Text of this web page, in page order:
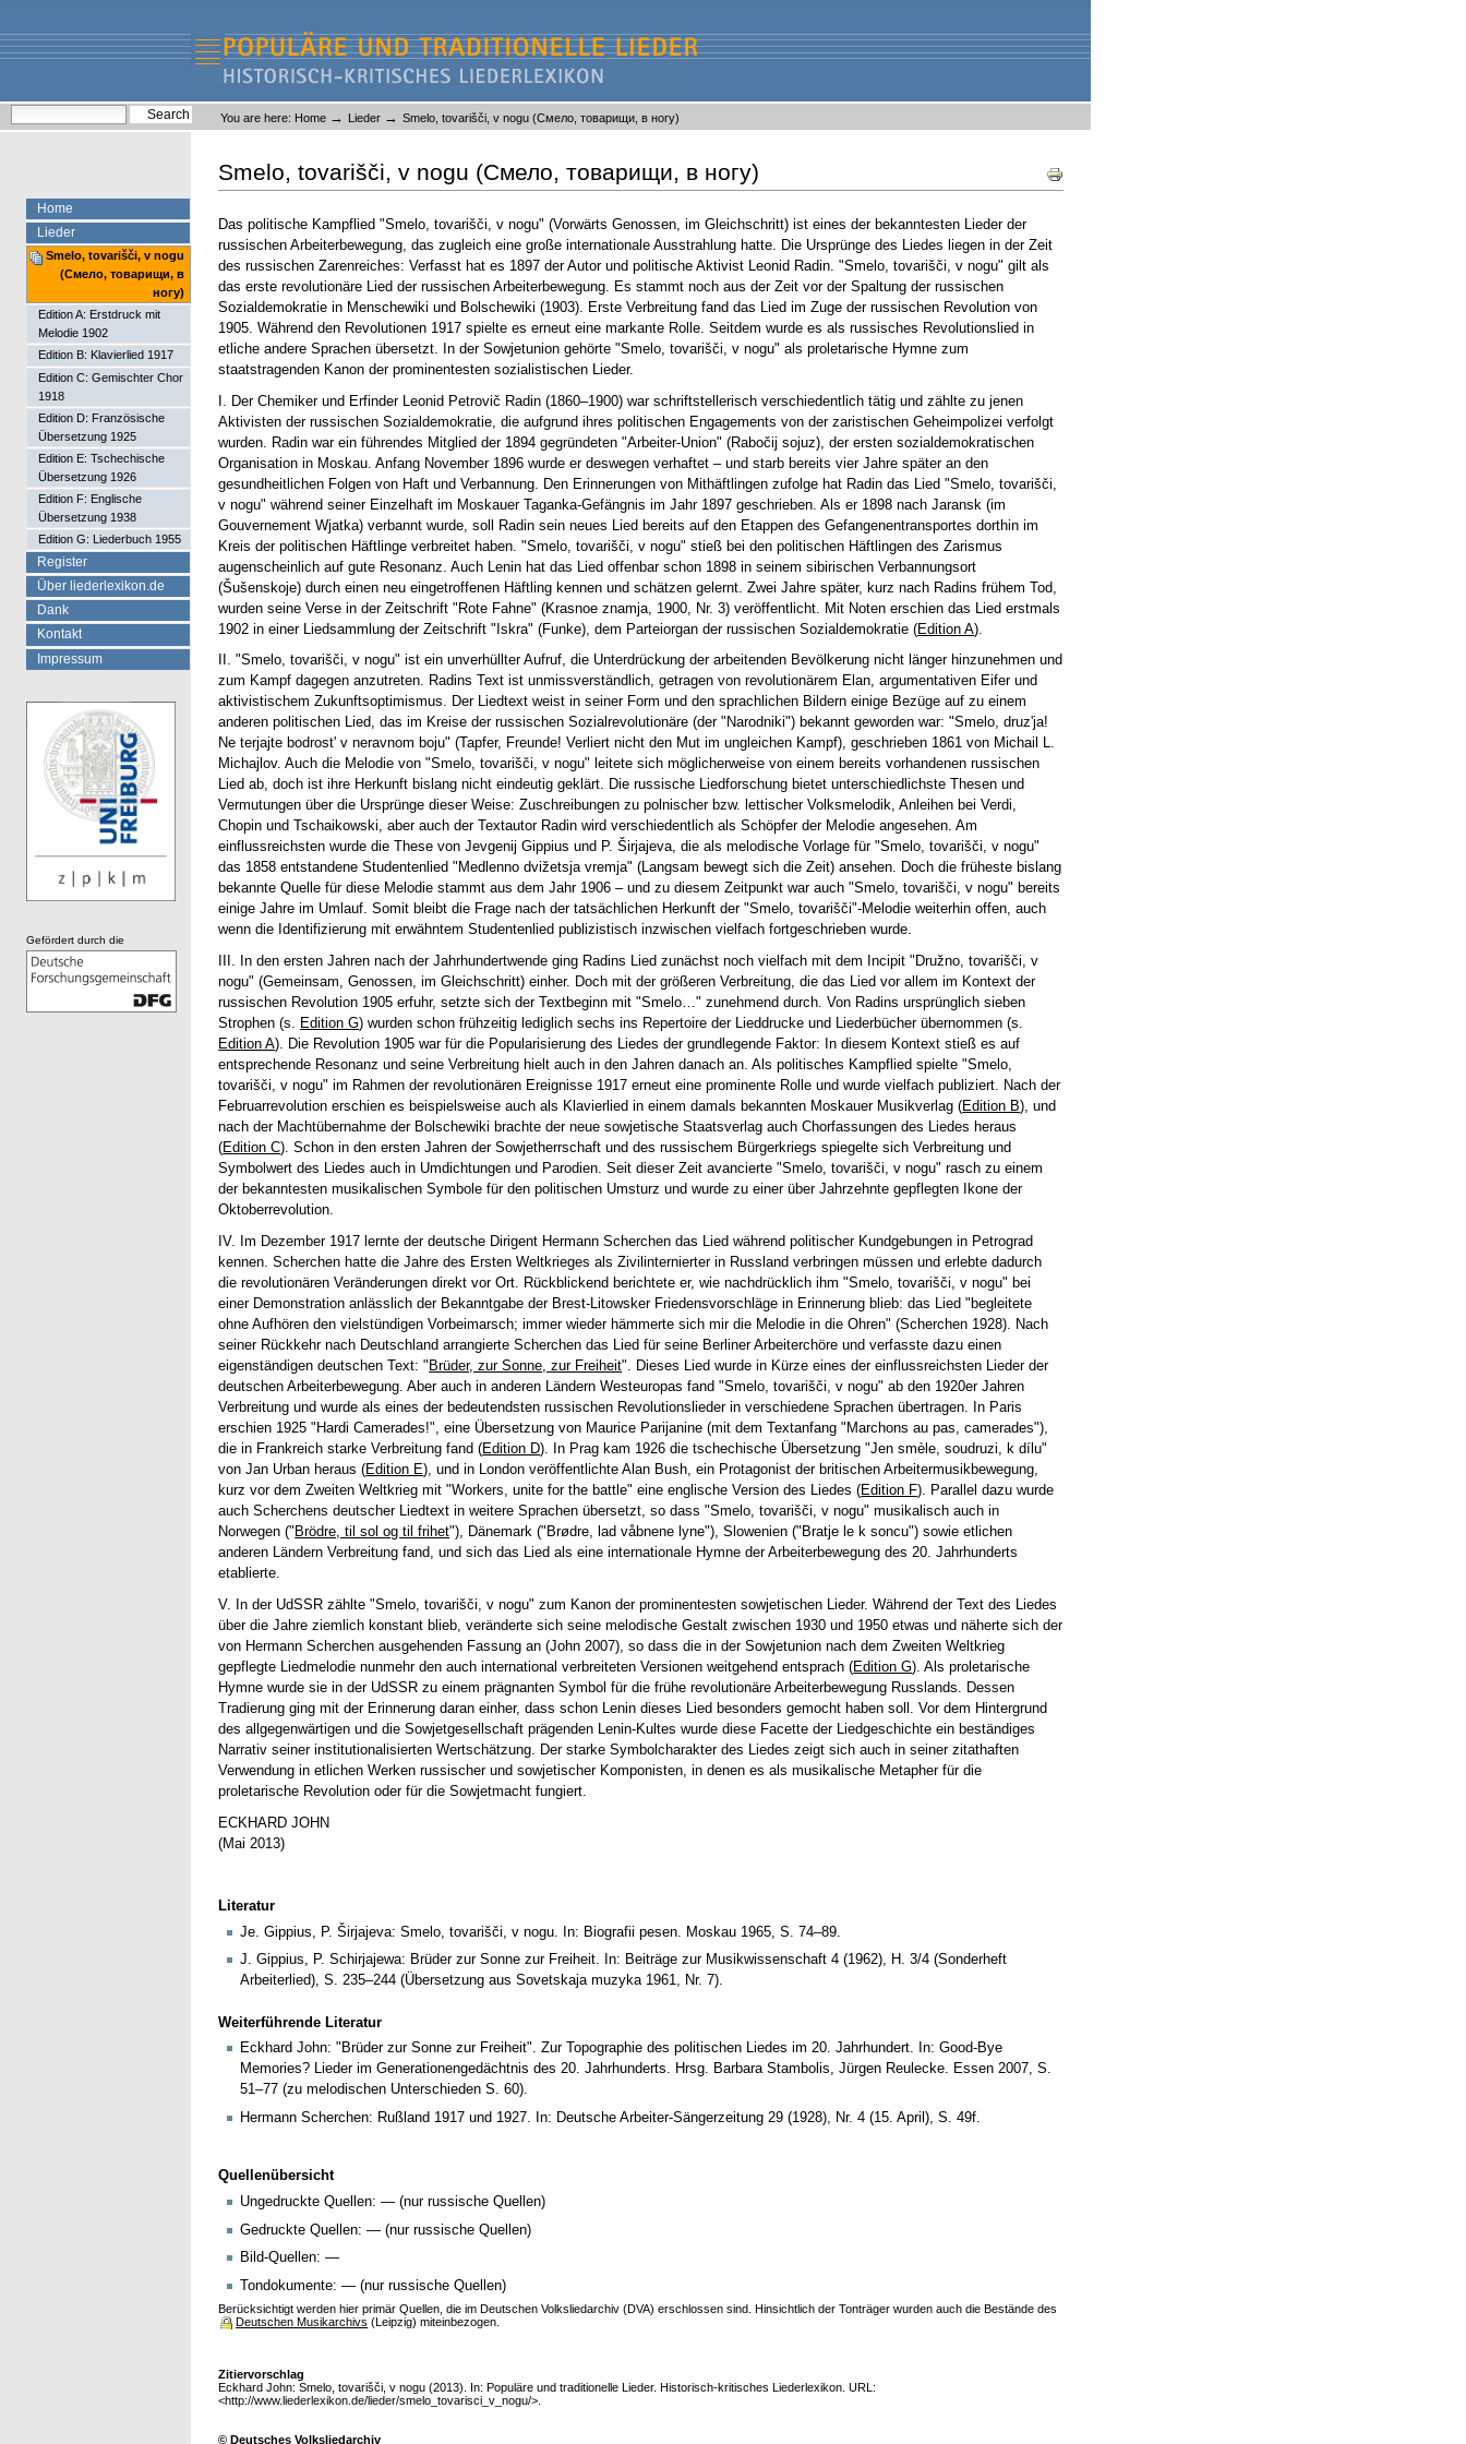
content.
navigation
Liederlexikon
Personal
tools
You are here: Home → Lieder → Smelo, tovarišči, v nogu (Смело, товарищи, в ногу)
Document
Actions
Smelo, tovarišči, v nogu (Смело, товарищи, в ногу)
Das politische Kampflied "Smelo, tovarišči, v nogu" (Vorwärts Genossen, im Gleichschritt) ist eines der bekanntesten Lieder der
russischen Arbeiterbewegung, das zugleich eine große internationale Ausstrahlung hatte. Die Ursprünge des Liedes liegen in der Zeit
des russischen Zarenreiches: Verfasst hat es 1897 der Autor und politische Aktivist Leonid Radin. "Smelo, tovarišči, v nogu" gilt als
das erste revolutionäre Lied der russischen Arbeiterbewegung. Es stammt noch aus der Zeit vor der Spaltung der russischen
Sozialdemokratie in Menschewiki und Bolschewiki (1903). Erste Verbreitung fand das Lied im Zuge der russischen Revolution von
1905. Während den Revolutionen 1917 spielte es erneut eine markante Rolle. Seitdem wurde es als russisches Revolutionslied in
etliche andere Sprachen übersetzt. In der Sowjetunion gehörte "Smelo, tovarišči, v nogu" als proletarische Hymne zum
staatstragenden Kanon der prominentesten sozialistischen Lieder.
I. Der Chemiker und Erfinder Leonid Petrovič Radin (1860–1900) war schriftstellerisch verschiedentlich tätig und zählte zu jenen
Aktivisten der russischen Sozialdemokratie, die aufgrund ihres politischen Engagements von der zaristischen Geheimpolizei verfolgt
wurden. Radin war ein führendes Mitglied der 1894 gegründeten "Arbeiter-Union" (Rabočij sojuz), der ersten sozialdemokratischen
Organisation in Moskau. Anfang November 1896 wurde er deswegen verhaftet – und starb bereits vier Jahre später an den
gesundheitlichen Folgen von Haft und Verbannung. Den Erinnerungen von Mithäftlingen zufolge hat Radin das Lied "Smelo, tovarišči,
v nogu" während seiner Einzelhaft im Moskauer Taganka-Gefängnis im Jahr 1897 geschrieben. Als er 1898 nach Jaransk (im
Gouvernement Wjatka) verbannt wurde, soll Radin sein neues Lied bereits auf den Etappen des Gefangenentransportes dorthin im
Kreis der politischen Häftlinge verbreitet haben. "Smelo, tovarišči, v nogu" stieß bei den politischen Häftlingen des Zarismus
augenscheinlich auf gute Resonanz. Auch Lenin hat das Lied offenbar schon 1898 in seinem sibirischen Verbannungsort
(Šušenskoje) durch einen neu eingetroffenen Häftling kennen und schätzen gelernt. Zwei Jahre später, kurz nach Radins frühem Tod,
wurden seine Verse in der Zeitschrift "Rote Fahne" (Krasnoe znamja, 1900, Nr. 3) veröffentlicht. Mit Noten erschien das Lied erstmals
1902 in einer Liedsammlung der Zeitschrift "Iskra" (Funke), dem Parteiorgan der russischen Sozialdemokratie (Edition A).
II. "Smelo, tovarišči, v nogu" ist ein unverhüllter Aufruf, die Unterdrückung der arbeitenden Bevölkerung nicht länger hinzunehmen und
zum Kampf dagegen anzutreten. Radins Text ist unmissverständlich, getragen von revolutionärem Elan, argumentativen Eifer und
aktivistischem Zukunftsoptimismus. Der Liedtext weist in seiner Form und den sprachlichen Bildern einige Bezüge auf zu einem
anderen politischen Lied, das im Kreise der russischen Sozialrevolutionäre (der "Narodniki") bekannt geworden war: "Smelo, druz'ja!
Ne terjajte bodrost' v neravnom boju" (Tapfer, Freunde! Verliert nicht den Mut im ungleichen Kampf), geschrieben 1861 von Michail L.
Michajlov. Auch die Melodie von "Smelo, tovarišči, v nogu" leitete sich möglicherweise von einem bereits vorhandenen russischen
Lied ab, doch ist ihre Herkunft bislang nicht eindeutig geklärt. Die russische Liedforschung bietet unterschiedlichste Thesen und
Vermutungen über die Ursprünge dieser Weise: Zuschreibungen zu polnischer bzw. lettischer Volksmelodik, Anleihen bei Verdi,
Chopin und Tschaikowski, aber auch der Textautor Radin wird verschiedentlich als Schöpfer der Melodie angesehen. Am
einflussreichsten wurde die These von Jevgenij Gippius und P. Širjajeva, die als melodische Vorlage für "Smelo, tovarišči, v nogu"
das 1858 entstandene Studentenlied "Medlenno dvižetsja vremja" (Langsam bewegt sich die Zeit) ansehen. Doch die früheste bislang
bekannte Quelle für diese Melodie stammt aus dem Jahr 1906 – und zu diesem Zeitpunkt war auch "Smelo, tovarišči, v nogu" bereits
einige Jahre im Umlauf. Somit bleibt die Frage nach der tatsächlichen Herkunft der "Smelo, tovarišči"-Melodie weiterhin offen, auch
wenn die Identifizierung mit erwähntem Studentenlied publizistisch inzwischen vielfach fortgeschrieben wurde.
III. In den ersten Jahren nach der Jahrhundertwende ging Radins Lied zunächst noch vielfach mit dem Incipit "Družno, tovarišči, v
nogu" (Gemeinsam, Genossen, im Gleichschritt) einher. Doch mit der größeren Verbreitung, die das Lied vor allem im Kontext der
russischen Revolution 1905 erfuhr, setzte sich der Textbeginn mit "Smelo…" zunehmend durch. Von Radins ursprünglich sieben
Strophen (s. Edition G) wurden schon frühzeitig lediglich sechs ins Repertoire der Lieddrucke und Liederbücher übernommen (s.
Edition A). Die Revolution 1905 war für die Popularisierung des Liedes der grundlegende Faktor: In diesem Kontext stieß es auf
entsprechende Resonanz und seine Verbreitung hielt auch in den Jahren danach an. Als politisches Kampflied spielte "Smelo,
tovarišči, v nogu" im Rahmen der revolutionären Ereignisse 1917 erneut eine prominente Rolle und wurde vielfach publiziert. Nach der
Februarrevolution erschien es beispielsweise auch als Klavierlied in einem damals bekannten Moskauer Musikverlag (Edition B), und
nach der Machtübernahme der Bolschewiki brachte der neue sowjetische Staatsverlag auch Chorfassungen des Liedes heraus
(Edition C). Schon in den ersten Jahren der Sowjetherrschaft und des russischem Bürgerkriegs spiegelte sich Verbreitung und
Symbolwert des Liedes auch in Umdichtungen und Parodien. Seit dieser Zeit avancierte "Smelo, tovarišči, v nogu" rasch zu einem
der bekanntesten musikalischen Symbole für den politischen Umsturz und wurde zu einer über Jahrzehnte gepflegten Ikone der
Oktoberrevolution.
IV. Im Dezember 1917 lernte der deutsche Dirigent Hermann Scherchen das Lied während politischer Kundgebungen in Petrograd
kennen. Scherchen hatte die Jahre des Ersten Weltkrieges als Zivilinternierter in Russland verbringen müssen und erlebte dadurch
die revolutionären Veränderungen direkt vor Ort. Rückblickend berichtete er, wie nachdrücklich ihm "Smelo, tovarišči, v nogu" bei
einer Demonstration anlässlich der Bekanntgabe der Brest-Litowsker Friedensvorschläge in Erinnerung blieb: das Lied "begleitete
ohne Aufhören den vielstündigen Vorbeimarsch; immer wieder hämmerte sich mir die Melodie in die Ohren" (Scherchen 1928). Nach
seiner Rückkehr nach Deutschland arrangierte Scherchen das Lied für seine Berliner Arbeiterchöre und verfasste dazu einen
eigenständigen deutschen Text: " Brüder, zur Sonne, zur Freiheit". Dieses Lied wurde in Kürze eines der einflussreichsten Lieder der
deutschen Arbeiterbewegung. Aber auch in anderen Ländern Westeuropas fand "Smelo, tovarišči, v nogu" ab den 1920er Jahren
Verbreitung und wurde als eines der bedeutendsten russischen Revolutionslieder in verschiedene Sprachen übertragen. In Paris
erschien 1925 "Hardi Camerades!", eine Übersetzung von Maurice Parijanine (mit dem Textanfang "Marchons au pas, camerades"),
die in Frankreich starke Verbreitung fand (Edition D). In Prag kam 1926 die tschechische Übersetzung "Jen smèle, soudruzi, k dílu"
von Jan Urban heraus (Edition E), und in London veröffentlichte Alan Bush, ein Protagonist der britischen Arbeitermusikbewegung,
kurz vor dem Zweiten Weltkrieg mit "Workers, unite for the battle" eine englische Version des Liedes (Edition F). Parallel dazu wurde
auch Scherchens deutscher Liedtext in weitere Sprachen übersetzt, so dass "Smelo, tovarišči, v nogu" musikalisch auch in
Norwegen (" Brödre, til sol og til frihet"), Dänemark ("Brødre, lad våbnene lyne"), Slowenien ("Bratje le k soncu") sowie etlichen
anderen Ländern Verbreitung fand, und sich das Lied als eine internationale Hymne der Arbeiterbewegung des 20. Jahrhunderts
etablierte.
V. In der UdSSR zählte "Smelo, tovarišči, v nogu" zum Kanon der prominentesten sowjetischen Lieder. Während der Text des Liedes
über die Jahre ziemlich konstant blieb, veränderte sich seine melodische Gestalt zwischen 1930 und 1950 etwas und näherte sich der
von Hermann Scherchen ausgehenden Fassung an (John 2007), so dass die in der Sowjetunion nach dem Zweiten Weltkrieg
gepflegte Liedmelodie nunmehr den auch international verbreiteten Versionen weitgehend entsprach (Edition G). Als proletarische
Hymne wurde sie in der UdSSR zu einem prägnanten Symbol für die frühe revolutionäre Arbeiterbewegung Russlands. Dessen
Tradierung ging mit der Erinnerung daran einher, dass schon Lenin dieses Lied besonders gemocht haben soll. Vor dem Hintergrund
des allgegenwärtigen und die Sowjetgesellschaft prägenden Lenin-Kultes wurde diese Facette der Liedgeschichte ein beständiges
Narrativ seiner institutionalisierten Wertschätzung. Der starke Symbolcharakter des Liedes zeigt sich auch in seiner zitathaften
Verwendung in etlichen Werken russischer und sowjetischer Komponisten, in denen es als musikalische Metapher für die
proletarische Revolution oder für die Sowjetmacht fungiert.
ECKHARD JOHN
(Mai 2013)
Literatur
Je. Gippius, P. Širjajeva: Smelo, tovarišči, v nogu. In: Biografii pesen. Moskau 1965, S. 74–89.
J. Gippius, P. Schirjajewa: Brüder zur Sonne zur Freiheit. In: Beiträge zur Musikwissenschaft 4 (1962), H. 3/4 (Sonderheft
Arbeiterlied), S. 235–244 (Übersetzung aus Sovetskaja muzyka 1961, Nr. 7).
Weiterführende Literatur
Eckhard John: "Brüder zur Sonne zur Freiheit". Zur Topographie des politischen Liedes im 20. Jahrhundert. In: Good-Bye
Memories? Lieder im Generationengedächtnis des 20. Jahrhunderts. Hrsg. Barbara Stambolis, Jürgen Reulecke. Essen 2007, S.
51–77 (zu melodischen Unterschieden S. 60).
Hermann Scherchen: Rußland 1917 und 1927. In: Deutsche Arbeiter-Sängerzeitung 29 (1928), Nr. 4 (15. April), S. 49f.
Quellenübersicht
Ungedruckte Quellen: — (nur russische Quellen)
Gedruckte Quellen: — (nur russische Quellen)
Bild-Quellen: —
Tondokumente: — (nur russische Quellen)
Berücksichtigt werden hier primär Quellen, die im Deutschen Volksliedarchiv (DVA) erschlossen sind. Hinsichtlich der Tonträger wurden auch die Bestände des
Deutschen Musikarchivs (Leipzig) miteinbezogen.
Zitiervorschlag
Eckhard John: Smelo, tovarišči, v nogu (2013). In: Populäre und traditionelle Lieder. Historisch-kritisches Liederlexikon. URL:
<http://www.liederlexikon.de/lieder/smelo_tovarisci_v_nogu/>.
© Deutsches Volksliedarchiv
Home
Lieder
Smelo, tovarišči, v nogu
(Смело, товарищи, в
ногу)
Edition A: Erstdruck mit
Melodie 1902
Edition B: Klavierlied 1917
Edition C: Gemischter Chor
1918
Edition D: Französische
Übersetzung 1925
Edition E: Tschechische
Übersetzung 1926
Edition F: Englische
Übersetzung 1938
Edition G: Liederbuch 1955
Register
Über liederlexikon.de
Dank
Kontakt
Impressum
Gefördert durch die